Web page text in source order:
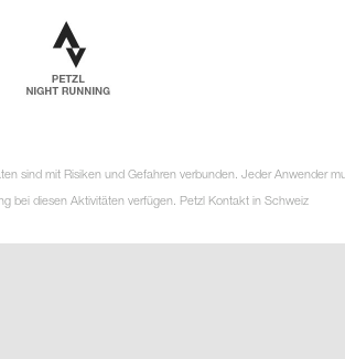
sind mit Risiken und Gefahren verbunden. Jeder Anwender
bei diesen Aktivitäten verfügen. Petzl Kontakt in Schweiz